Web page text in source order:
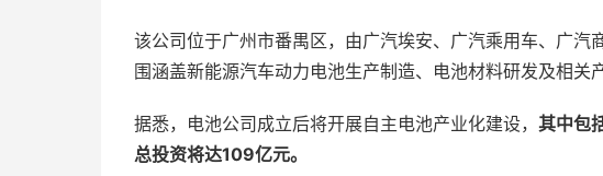
该公司位于广州市番禺区，由广汽埃安、广汽乘用车、广汽
围涵盖新能源汽车动力电池生产制造、电池材料研发及相关
据悉，电池公司成立后将开展自主电池产业化建设， 其中包
总投资将达109亿元。